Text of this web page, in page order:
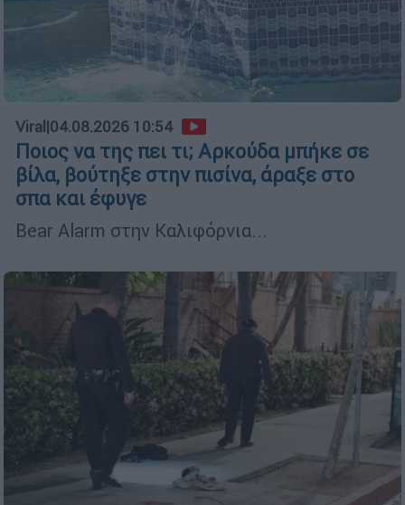
Viral |04.08.2026 10:54
Ποιος να της πει τι; Αρκούδα μπήκε σε
βίλα, βούτηξε στην πισίνα, άραξε στο
σπα και έφυγε
Bear Alarm στην Καλιφόρνια...